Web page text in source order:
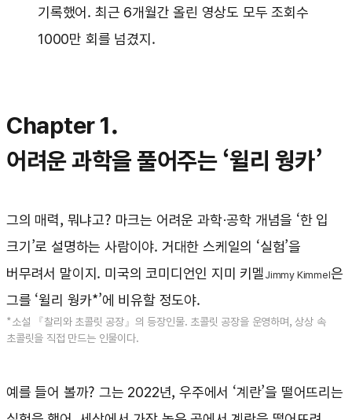
기록했어. 최근 6개월간 올린 영상도 모두 조회수
1000만 회를 넘겼지.
Chapter 1.
어려운 과학을 풀어주는 ‘윌리 웡카’
그의 매력, 뭐냐고? 마크는 어려운 과학·공학 개념을 ‘한 입
크기’로 설명하는 사람이야. 거대한 스케일의 ‘실험’을
버무려서 말이지. 미국의 코미디언인 지미 키멜 Jimmy Kimmel은
그를 ‘윌리 웡카*’에 비유할 정도야.
*소설 『찰리와 초콜릿 공장』의 등장인물. 초콜릿 공장을 운영하며, 상상 속
초콜릿을 직접 만드는 인물이다.
예를 들어 볼까? 그는 2022년, 우주에서 ‘계란’을 떨어뜨리는